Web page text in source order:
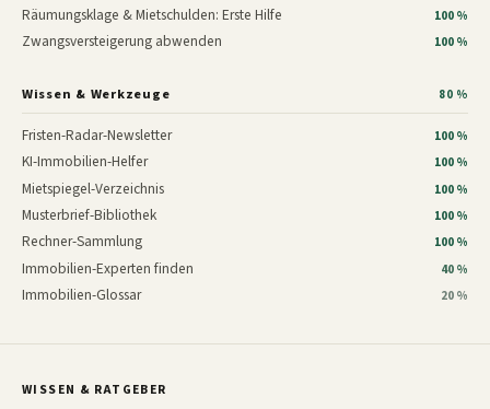
Räumungsklage & Mietschulden: Erste Hilfe 100 %
Zwangsversteigerung abwenden 100 %
Wissen & Werkzeuge 80 %
Fristen-Radar-Newsletter 100 %
KI-Immobilien-Helfer 100 %
Mietspiegel-Verzeichnis 100 %
Musterbrief-Bibliothek 100 %
Rechner-Sammlung 100 %
Immobilien-Experten finden 40 %
Immobilien-Glossar 20 %
WISSEN & RATGEBER